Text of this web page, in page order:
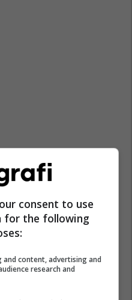
consent to use
for the following
and content, advertising and
research and